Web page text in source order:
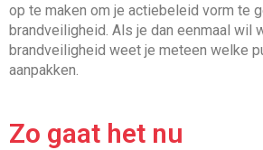
op te maken om je actiebeleid vorm te
brandveiligheid. Als je dan eenmaal wil
brandveiligheid weet je meteen welke
aanpakken.
Zo gaat het nu